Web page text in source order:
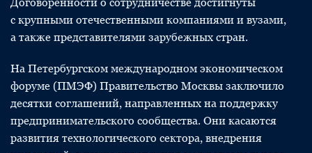
с крупными отечественными компаниями и вузами,
а также представителями зарубежных стран.
На Петербургском международном экономическом
форуме (ПМЭФ) Правительство Москвы заключило
десятки соглашений, направленных на поддержку
предпринимательского сообщества. Они касаются
развития технологического сектора, внедрения